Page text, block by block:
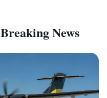
Breaking News